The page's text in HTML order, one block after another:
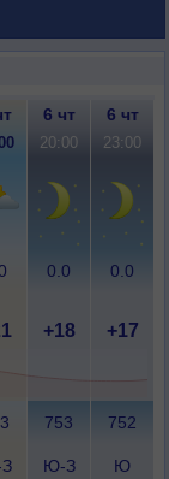
6 чт 6 чт
20:00 23:00
0.0 0.0
+18 +17
753 752
Ю-З
Ю